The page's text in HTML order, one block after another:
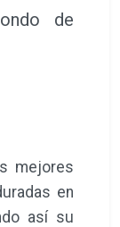
de
mejores
en
así su